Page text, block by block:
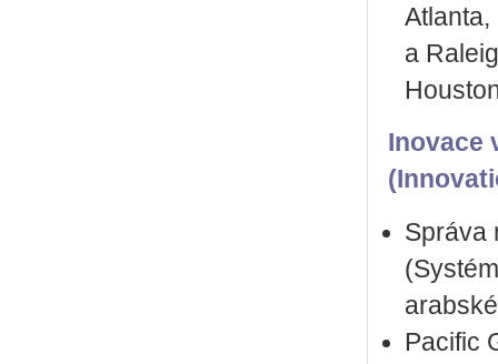
Atlanta,
a
Inovace
Správa
Pacific